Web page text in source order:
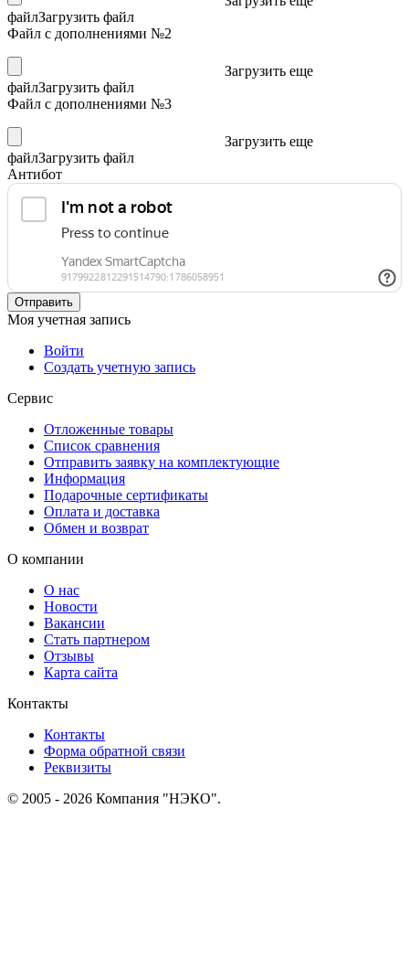
файлЗагрузить файл
Файл с дополнениями №2
Загрузить еще
файлЗагрузить файл
Файл с дополнениями №3
Загрузить еще
файлЗагрузить файл
Антибот
Отправить
Моя учетная запись
Войти
Создать учетную запись
Сервис
Отложенные товары
Список сравнения
Отправить заявку на комплектующие
Информация
Подарочные сертификаты
Оплата и доставка
Обмен и возврат
О компании
О нас
Новости
Вакансии
Стать партнером
Отзывы
Карта сайта
Контакты
Контакты
Форма обратной связи
Реквизиты
© 2005 - 2026 Компания "НЭКО".